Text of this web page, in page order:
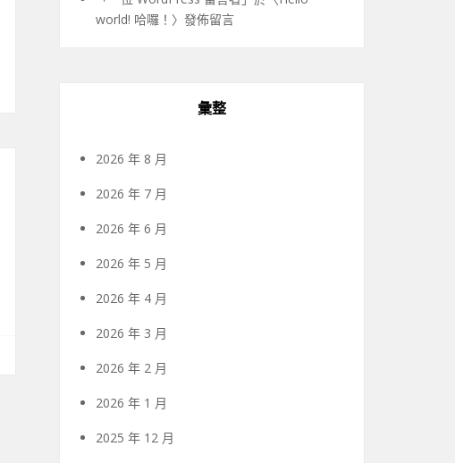
world! 哈囉！ 〉發佈留言
彙整
2026 年 8 月
2026 年 7 月
2026 年 6 月
2026 年 5 月
2026 年 4 月
2026 年 3 月
2026 年 2 月
2026 年 1 月
2025 年 12 月